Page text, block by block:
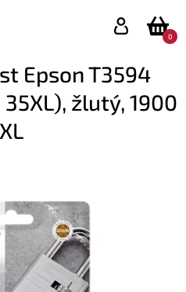
0
Epson T3594
žlutý, 1900